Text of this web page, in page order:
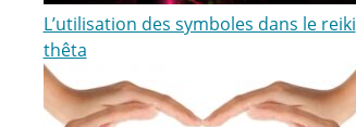
L’utilisation des symboles dans le reiki
thêta